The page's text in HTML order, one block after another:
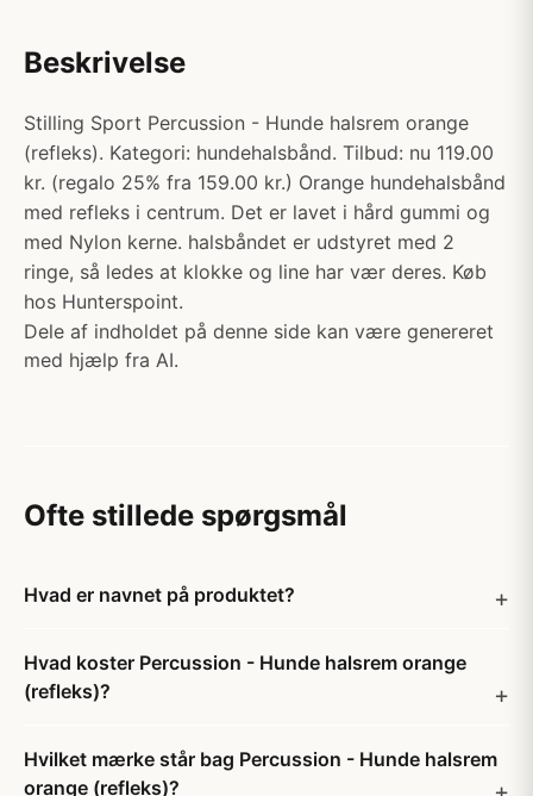
Beskrivelse
Stilling Sport Percussion - Hunde halsrem orange
(refleks). Kategori: hundehalsbånd. Tilbud: nu 119.00
kr. (regalo 25% fra 159.00 kr.) Orange hundehalsbånd
med refleks i centrum. Det er lavet i hård gummi og
med Nylon kerne. halsbåndet er udstyret med 2
ringe, så ledes at klokke og line har vær deres. Køb
hos Hunterspoint.
Dele af indholdet på denne side kan være genereret
med hjælp fra AI.
Ofte stillede spørgsmål
Hvad er navnet på produktet?
Hvad koster Percussion - Hunde halsrem orange
(refleks)?
Hvilket mærke står bag Percussion - Hunde halsrem
orange (refleks)?